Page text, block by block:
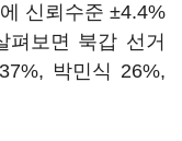
신뢰수준 ±4.4%
펴보면 북갑 선거
박민식 26%,